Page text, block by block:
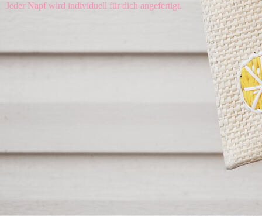
Jeder Napf wird individuell für dich angefertigt.